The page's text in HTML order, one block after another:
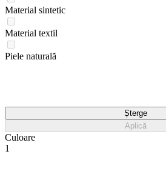
Material sintetic
Material textil
Piele naturală
Șterge
Aplică
Culoare
1